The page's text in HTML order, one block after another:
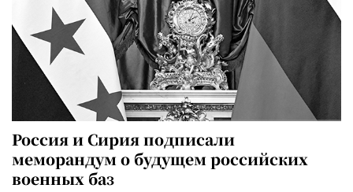
Россия и Сирия подписали
меморандум о будущем российских
военных баз